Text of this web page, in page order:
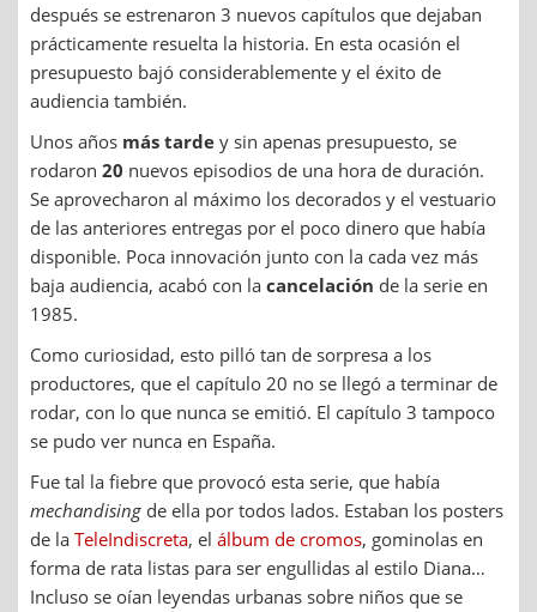
después se estrenaron 3 nuevos capítulos que dejaban
prácticamente resuelta la historia. En esta ocasión el
presupuesto bajó considerablemente y el éxito de
audiencia también.
Unos años más tarde y sin apenas presupuesto, se
rodaron 20 nuevos episodios de una hora de duración.
Se aprovecharon al máximo los decorados y el vestuario
de las anteriores entregas por el poco dinero que había
disponible. Poca innovación junto con la cada vez más
baja audiencia, acabó con la cancelación de la serie en
1985.
Como curiosidad, esto pilló tan de sorpresa a los
productores, que el capítulo 20 no se llegó a terminar de
rodar, con lo que nunca se emitió. El capítulo 3 tampoco
se pudo ver nunca en España.
Fue tal la fiebre que provocó esta serie, que había
mechandising de ella por todos lados. Estaban los posters
de la TeleIndiscreta, el álbum de cromos, gominolas en
forma de rata listas para ser engullidas al estilo Diana…
Incluso se oían leyendas urbanas sobre niños que se